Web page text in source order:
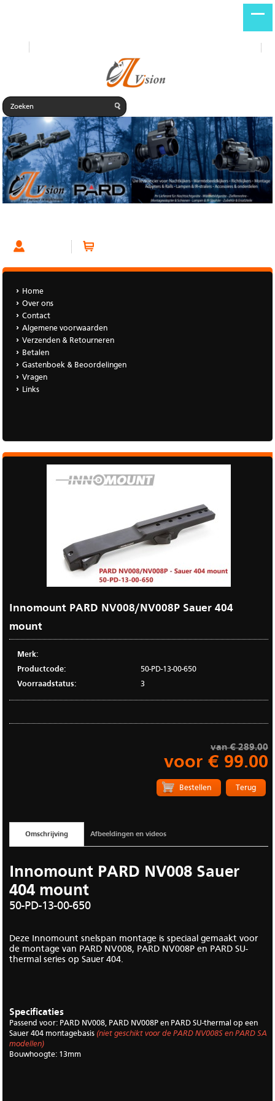
Home
Over ons
Contact
Algemene voorwaarden
Verzenden & Retourneren
Betalen
Gastenboek & Beoordelingen
Vragen
Links
Innomount PARD NV008/NV008P Sauer 404
mount
Merk:
Productcode:
50-PD-13-00-650
Voorraadstatus:
3
van € 289.00
voor € 99.00
Terug
Omschrijving Afbeeldingen en videos
Innomount PARD NV008 Sauer
404 mount
50-PD-13-00-650
Deze Innomount snelspan montage is speciaal gemaakt voor
de montage van PARD NV008, PARD NV008P en PARD SU-
thermal series op Sauer 404.
Specificaties
Passend voor: PARD NV008, PARD NV008P en PARD SU-thermal op een
Sauer 404 montagebasis (niet geschikt voor de PARD NV008S en PARD SA
modellen)
Bouwhoogte: 13mm